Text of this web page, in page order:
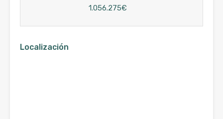
1.056.275€
Localización